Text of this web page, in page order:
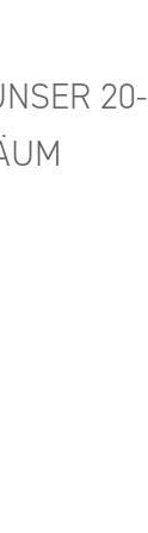
20-